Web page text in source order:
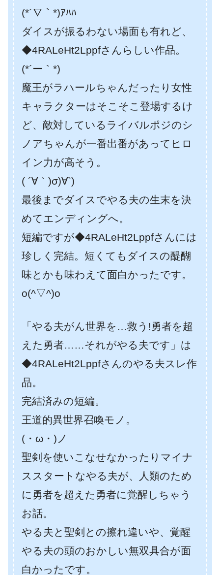
(*´∇｀*)ｱﾊﾊ
ダイスが振るわない場面も有れど、
◆4RALeHt2Lppfさんらしい作品。
(*´ー｀*)
魔王がラハールちゃんだったり女性
キャラクターはそこそこ登場するけ
ど、敵対しているライバルポジのシ
ノアちゃんが一番出番があってヒロ
イン力が高そう。
( ´∀｀)σ)∀`)
最後までダイスでやる夫の生末を決
めてエンディングへ。
短編ですが◆4RALeHt2Lppfさんには
珍しく完結。短くてもダイスの醍醐
味とかも味わえて面白かったです。
o(^▽^)o
「やる夫がん世界を…救う!勇者を超
えた勇者……それがやる夫です」は
◆4RALeHt2Lppfさんのやる夫スレ作
品。
完結済みの短編。
王道的異世界召喚モノ。
(・ω・)ノ
聖剣を使いこなせなかったりマイナ
ススタートなやる夫が、人類のため
に勇者を超えた勇者に覚醒しちゃう
お話。
やる夫と聖剣との擦れ違いや、覚醒
やる夫の頭のおかしい無双具合が面
白かったです。